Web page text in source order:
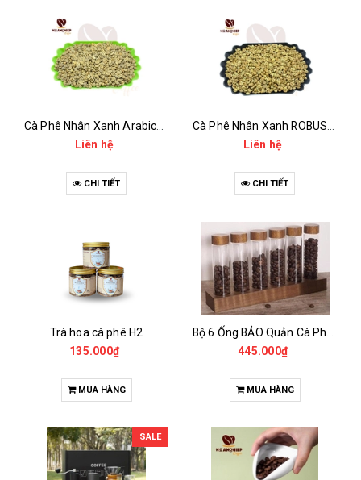
Liên hệ
CHI TIẾT
Liên hệ
CHI TIẾT
Trà hoa cà phê H2
135.000₫
MUA HÀNG
445.000₫
MUA HÀNG
SALE